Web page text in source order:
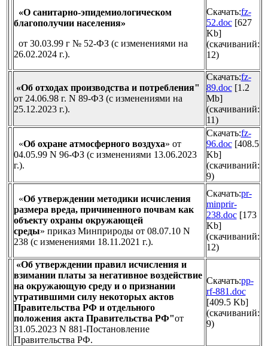
«О санитарно-эпидемиологическом
благополучии населения»
от 30.03.99 г № 52-ФЗ (с изменениями на
26.02.2024 г.).
Скачать:fz-
52.doc[627
Kb]
(cкачиваний:
12)
«Об отходах производства и потребления"
от 24.06.98 г. N 89-ФЗ (с изменениями на
25.12.2023 г.).
Скачать:fz-
89.doc[1.2
Mb]
(cкачиваний:
11)
«Об охране атмосферного воздуха» от
04.05.99 N 96-ФЗ (с изменениями 13.06.2023
г.).
Скачать:fz-
96.doc[408.5
Kb]
(cкачиваний:
9)
«Об утверждении методики исчисления
размера вреда, причиненного почвам как
объекту охраны окружающей
среды» приказ Минприроды от 08.07.10 N
238 (с изменениями 18.11.2021 г.).
Скачать:pr-
minprir-
238.doc[173
Kb]
(cкачиваний:
12)
«Об утверждении правил исчисления и
взимании платы за негативное воздействие
на окружающую среду и о признании
утратившими силу некоторых актов
Правительства РФ и отдельного
положения акта Правительства РФ"от
31.05.2023 N 881-Постановление
Правительства РФ.
Скачать:pp-
rf-881.doc
[409.5 Kb]
(cкачиваний:
9)